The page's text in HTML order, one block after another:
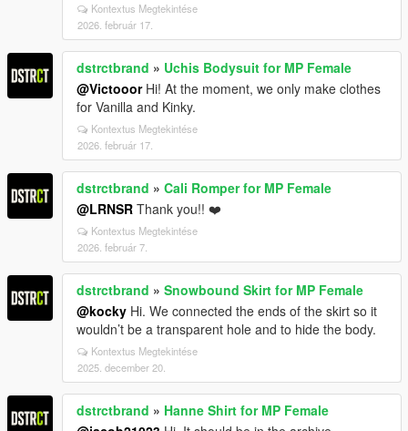
Kontextus Megtekintése
2026. február 17.
dstrctbrand » Uchis Bodysuit for MP Female
@VictooorHi! At the moment, we only make clothes
for Vanilla and Kinky.
Kontextus Megtekintése
2026. február 17.
dstrctbrand » Cali Romper for MP Female
@LRNSR Thank you!! ❤️
Kontextus Megtekintése
2026. február 7.
dstrctbrand » Snowbound Skirt for MP Female
@kocky Hi. We connected the ends of the skirt so it
wouldn’t be a transparent hole and to hide the body.
Kontextus Megtekintése
2025. december 20.
dstrctbrand » Hanne Shirt for MP Female